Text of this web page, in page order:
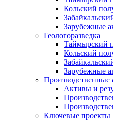
Кольский
Зарубежные
Геологоразведка
Таймырский
Кольский
Зарубежные
Производственные
Активы и
Ключевые проекты